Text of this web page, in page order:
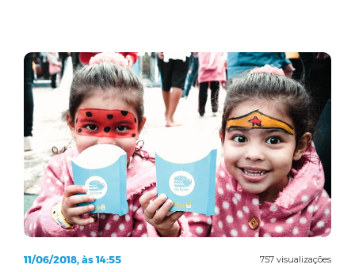
757 visualizações
11/06/2018, às 14:55